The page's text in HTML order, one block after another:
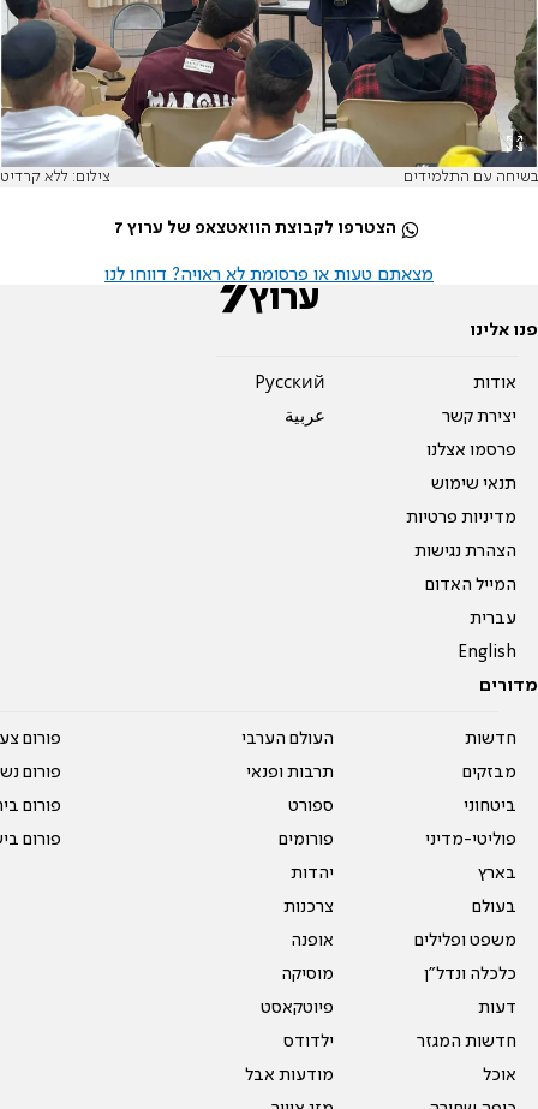
בשיחה עם התלמידים צילום: ללא קרדיט
הצטרפו לקבוצת הוואטצאפ של ערוץ 7
מצאתם טעות או פרסומת לא ראויה? דווחו לנו
פנו אלינו
אודות
יצירת קשר
פרסמו אצלנו
תנאי שימוש
מדיניות פרטיות
הצהרת נגישות
המייל האדום
עברית
English
Pусский
عربية
מדורים
חדשות
מבזקים
ביטחוני
פוליטי-מדיני
בארץ
בעולם
משפט ופלילים
כלכלה ונדל"ן
דעות
חדשות המגזר
אוכל
העולם הערבי
תרבות ופנאי
ספורט
פורומים
יהדות
צרכנות
אופנה
מוסיקה
פיוטקאסט
ילדודס
מודעות אבל
פורום
פורום
פורום
פורום